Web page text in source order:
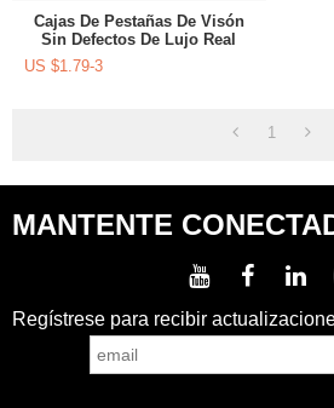
Cajas De Pestañas De Visón
Sin Defectos De Lujo Real
Personalizado 3D Para
US $1.79-3
1
MANTENTE
Regístrese para recibir